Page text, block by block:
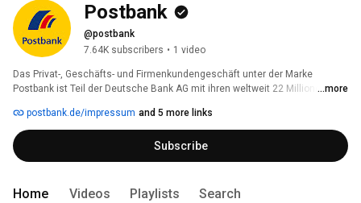
Postbank
@postbank
7.64K subscribers • 1 video
Das Privat-, Geschäfts- und Firmenkundengeschäft unter der Marke
Postbank ist Teil der Deutsche Bank AG mit ihren weltweit 22 Millionen
aus einfachen und preiswerten Bankprodukten des täglichen Bedarfs
sowie postalischen Dienstleistungen.
...more
postbank.de/impressum and 5 more links
Subscribe
Home Videos Playlists Search